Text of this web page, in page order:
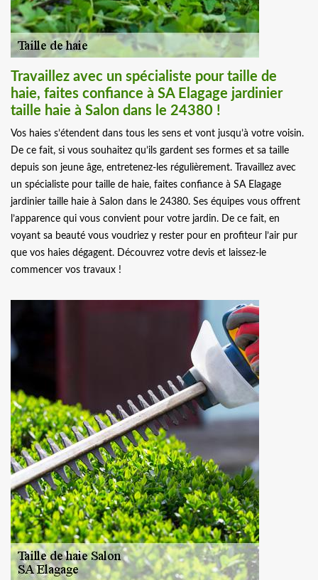
Travaillez avec un spécialiste pour taille de
haie, faites confiance à SA Elagage jardinier
taille haie à Salon dans le 24380 !
Vos haies s’étendent dans tous les sens et vont jusqu’à votre voisin.
De ce fait, si vous souhaitez qu’ils gardent ses formes et sa taille
depuis son jeune âge, entretenez-les régulièrement. Travaillez avec
un spécialiste pour taille de haie, faites confiance à SA Elagage
jardinier taille haie à Salon dans le 24380. Ses équipes vous offrent
l’apparence qui vous convient pour votre jardin. De ce fait, en
voyant sa beauté vous voudriez y rester pour en profiteur l’air pur
que vos haies dégagent. Découvrez votre devis et laissez-le
commencer vos travaux !